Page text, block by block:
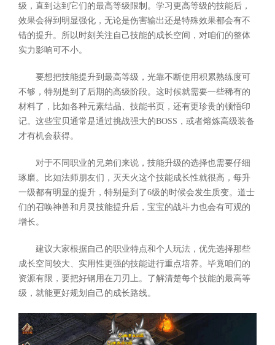
级，直到达到它们的最高等级限制。学习更高等级的技能后，
效果会得到明显强化，无论是伤害输出还是特殊效果都会有不
错的提升。所以时刻关注自己技能的成长空间，对咱们的整体
实力影响可不小。
要想把技能提升到最高等级，光靠不断使用积累熟练度可
不够，特别是到了后期的高级阶段。这时候就需要一些稀有的
材料了，比如各种元素结晶、技能书页，还有更珍贵的顿悟印
记。这些宝贝通常是通过挑战强大的BOSS，或者熔炼高级装备
才有机会获得。
对于不同职业的兄弟们来说，技能升级的选择也需要仔细
琢磨。比如法师朋友们，灭天火这个技能成长性就很高，每升
一级都有明显的提升，特别是到了6级的时候会发生质变。道士
们的召唤神兽和月灵技能提升后，宝宝的战斗力也会有可观的
增长。
建议大家根据自己的职业特点和个人玩法，优先选择那些
成长空间较大、实用性更强的技能进行重点培养。毕竟咱们的
资源有限，要把好钢用在刀刃上。了解清楚每个技能的最高等
级，就能更好规划自己的成长路线。